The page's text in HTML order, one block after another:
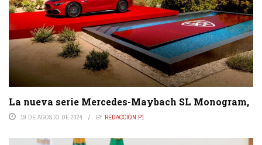
La nueva serie Mercedes-Maybach SL Monogram,
19 DE AGOSTO DE 2024 BY REDACCIÓN P1